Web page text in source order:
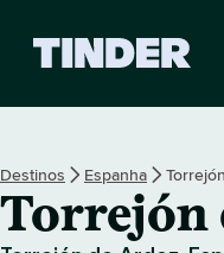
a
i
n
Destinos Espanha
Torrejón